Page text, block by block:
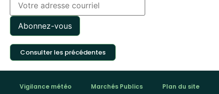
Consulter les précédentes
Vigilance météo Marchés Publics Plan du site